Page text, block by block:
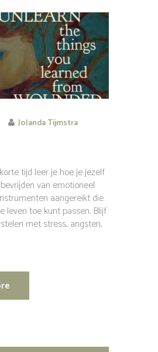
Jolanda Tijmstra
tijd leer je hoe je jezelf
van emotioneel
aangereikt die
leven toe kunt passen. Blijf
met stress, angsten,